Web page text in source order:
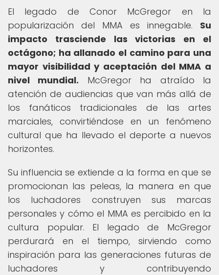
El legado de Conor McGregor en la
popularización del MMA es innegable. Su
impacto trasciende las victorias en el
octágono; ha allanado el camino para una
mayor visibilidad y aceptación del MMA a
nivel mundial. McGregor ha atraído la
atención de audiencias que van más allá de
los fanáticos tradicionales de las artes
marciales, convirtiéndose en un fenómeno
cultural que ha llevado el deporte a nuevos
horizontes.
Su influencia se extiende a la forma en que se
promocionan las peleas, la manera en que
los luchadores construyen sus marcas
personales y cómo el MMA es percibido en la
cultura popular. El legado de McGregor
perdurará en el tiempo, sirviendo como
inspiración para las generaciones futuras de
luchadores y contribuyendo